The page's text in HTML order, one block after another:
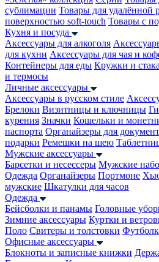
сублимации Товары для удалённой
поверхностью soft-touch Товары с
Кухня и посуда
Аксессуары для алкоголя
для кухни Аксессуары для чая и
Контейнеры для еды Кружки и
и термосы
Личные аксессуары
Аксессуары в русском стиле
Брелоки Визитницы и ключницы
курения Значки Кошельки и
паспорта Органайзеры для
подарки Ремешки на шею
Мужские аксессуары
Барсетки и несессеры Мужские
Одежда Органайзеры Портмоне
мужские Шкатулки для часов
Одежда
Бейсболки и панамы Головные
Зимние аксессуары Куртки и
Поло Свитеры и толстовки
Офисные аксессуары
Блокноты и записные книжки